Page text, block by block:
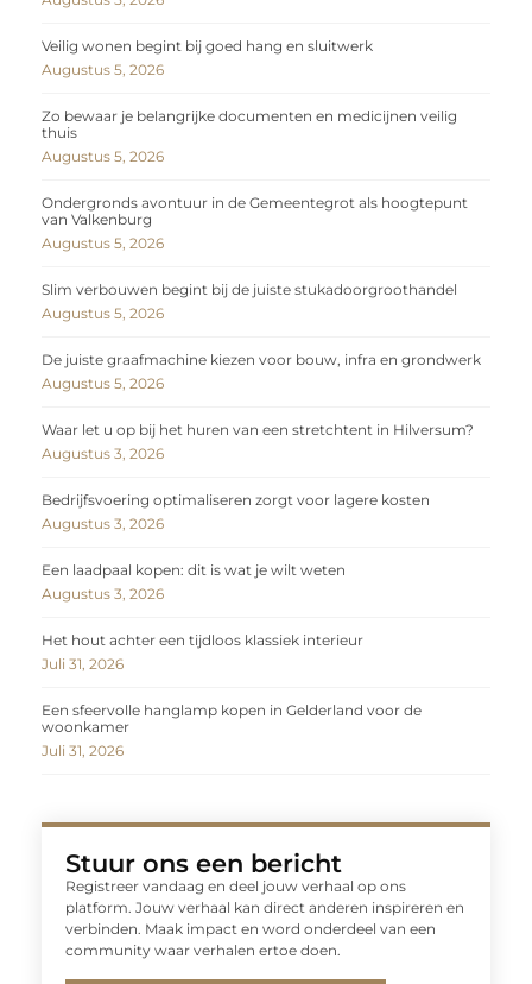
Veilig wonen begint bij goed hang en sluitwerk
Augustus 5, 2026
Zo bewaar je belangrijke documenten en medicijnen veilig
thuis
Augustus 5, 2026
Ondergronds avontuur in de Gemeentegrot als hoogtepunt
van Valkenburg
Augustus 5, 2026
Slim verbouwen begint bij de juiste stukadoorgroothandel
Augustus 5, 2026
De juiste graafmachine kiezen voor bouw, infra en grondwerk
Augustus 5, 2026
Waar let u op bij het huren van een stretchtent in Hilversum?
Augustus 3, 2026
Bedrijfsvoering optimaliseren zorgt voor lagere kosten
Augustus 3, 2026
Een laadpaal kopen: dit is wat je wilt weten
Augustus 3, 2026
Het hout achter een tijdloos klassiek interieur
Juli 31, 2026
Een sfeervolle hanglamp kopen in Gelderland voor de
woonkamer
Juli 31, 2026
Stuur ons een bericht
Registreer vandaag en deel jouw verhaal op ons
platform. Jouw verhaal kan direct anderen inspireren en
verbinden. Maak impact en word onderdeel van een
community waar verhalen ertoe doen.